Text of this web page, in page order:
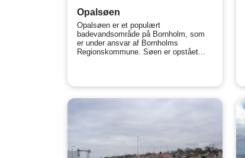
Opalsøen
Opalsøen er et populært
badevandsområde på Bornholm, som
er under ansvar af Bornholms
Regionskommune. Søen er opstået...